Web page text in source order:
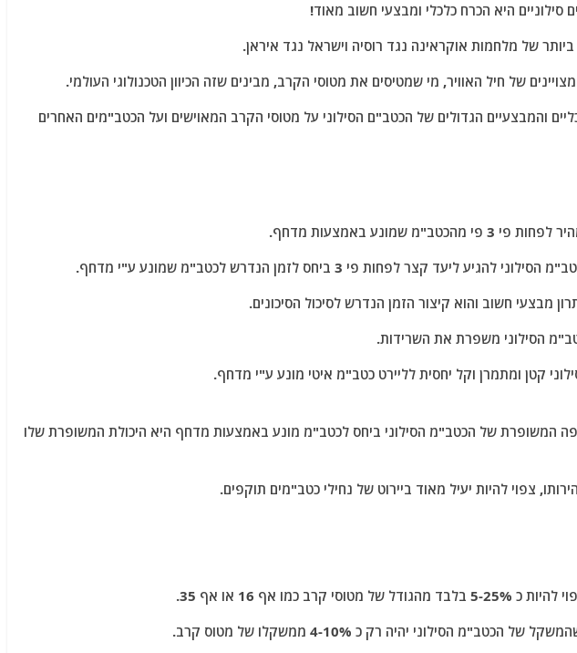
c
e
b
o
סילוניים היא הכרח כלכלי ומבצעי חשוב מאוד!
של מלחמות אוקראינה נגד רוסיה וישראל נגד איראן.
של חיל האוויר, מי שמטיסים את מטוסי הקרב, מבינים שזה הכיוון הטכנולוגי העולמי.
והמבצעיים הגדולים של הכטב"ם הסילוני על מטוסי הקרב המאוישים ועל הכטב"מים האחרים
שמונע באמצעות מדחף.
ליעד קצר לפחות פי 3 ביחס לזמן הנדרש לכטב"מ שמונע ע"י מדחף.
מבצעי חשוב והוא קיצור הזמן הנדרש לסיכול הסיכונים.
הסילוני משפרת את השרידות.
קטן ומתמרן וקל יחסית לליירט כטב"מ איטי מונע ע"י מדחף.
המשופרת של הכטב"מ הסילוני ביחס לכטב"מ מונע באמצעות מדחף היא היכולת המשופרת שלו
צפוי להיות יעיל מאוד ביירוט של נחילי כטב"מים תוקפים.
קרב כמו אף 16 או אף 35.
הסילוני יהיה רק כ 4-10% ממשקלו של מטוס קרב.